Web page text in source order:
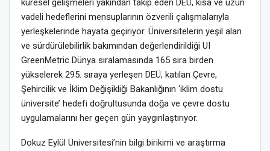
küresel gelişmeleri yakından takip eden DEÜ, kısa ve uzun
vadeli hedeflerini mensuplarının özverili çalışmalarıyla
yerleşkelerinde hayata geçiriyor. Üniversitelerin yeşil alan
ve sürdürülebilirlik bakımından değerlendirildiği UI
GreenMetric Dünya sıralamasında 165 sıra birden
yükselerek 295. sıraya yerleşen DEÜ, katılan Çevre,
Şehircilik ve İklim Değişikliği Bakanlığının ‘iklim dostu
üniversite’ hedefi doğrultusunda doğa ve çevre dostu
uygulamalarını her geçen gün yaygınlaştırıyor.
Dokuz Eylül Üniversitesi’nin bilgi birikimi ve araştırma